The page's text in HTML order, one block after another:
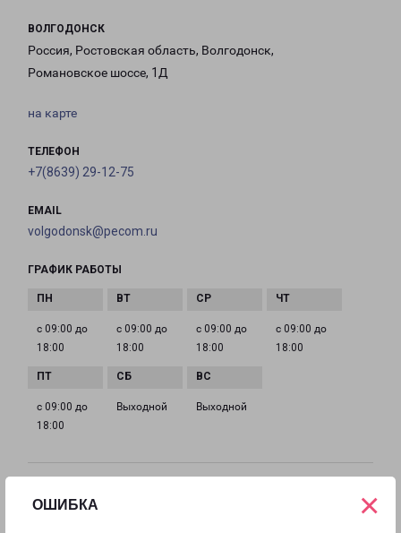
ОШИБКА ×
ВОЛГОДОНСК
Россия, Ростовская область, Волгодонск,
Романовское шоссе, 1Д
на карте
ТЕЛЕФОН
+7(8639) 29-12-75
EMAIL
volgodonsk@pecom.ru
ГРАФИК РАБОТЫ
с 09:00 до
18:00
с 09:00 до
18:00
с 09:00 до
18:00
с 09:00 до
18:00
с 09:00 до
18:00
Выходной Выходной
Россия, Ростовская область, Каменск-